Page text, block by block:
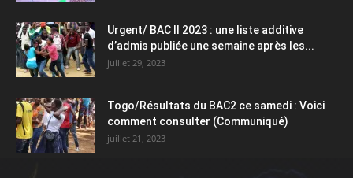
Urgent/ BAC II 2023 : une liste additive
d’admis publiée une semaine après les...
juillet 29, 2023
Togo/Résultats du BAC2 ce samedi : Voici
comment consulter (Communiqué)
juillet 21, 2023